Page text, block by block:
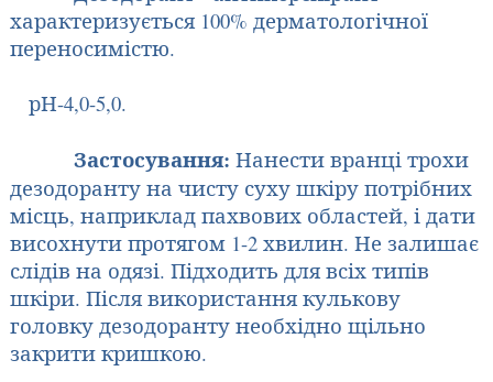
характеризується 100% дерматологічної
переносимістю.
рН-4,0-5,0.
Застосування: Нанести вранці трохи
дезодоранту на чисту суху шкіру потрібних
місць, наприклад пахвових областей, і дати
висохнути протягом 1-2 хвилин. Не залишає
слідів на одязі. Підходить для всіх типів
шкіри. Після використання кулькову
головку дезодоранту необхідно щільно
закрити кришкою.